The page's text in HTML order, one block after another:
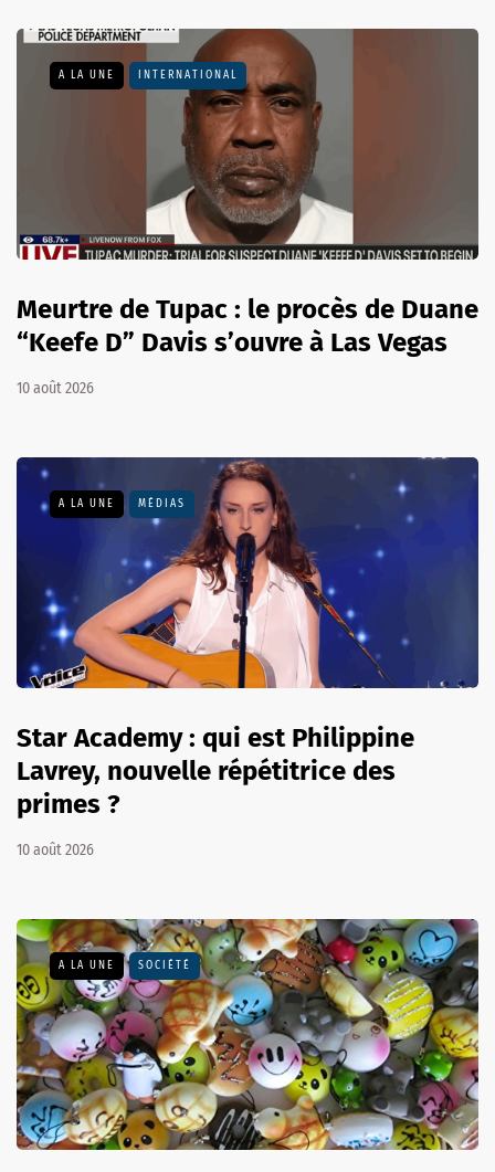
A LA UNE INTERNATIONAL
Meurtre de Tupac : le procès de Duane
“Keefe D” Davis s’ouvre à Las Vegas
10 août 2026
A LA UNE MÉDIAS
Star Academy : qui est Philippine
Lavrey, nouvelle répétitrice des
primes ?
10 août 2026
A LA UNE SOCIÉTÉ